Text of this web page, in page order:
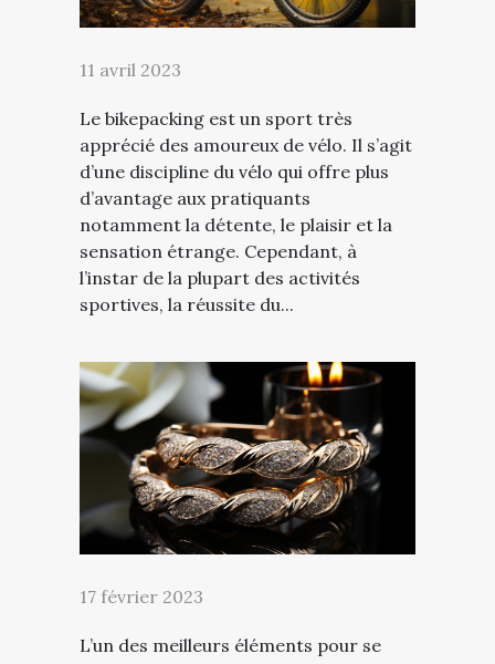
11 avril 2023
Le bikepacking est un sport très
apprécié des amoureux de vélo. Il s’agit
d’une discipline du vélo qui offre plus
d’avantage aux pratiquants
notamment la détente, le plaisir et la
sensation étrange. Cependant, à
l’instar de la plupart des activités
sportives, la réussite du...
17 février 2023
L’un des meilleurs éléments pour se